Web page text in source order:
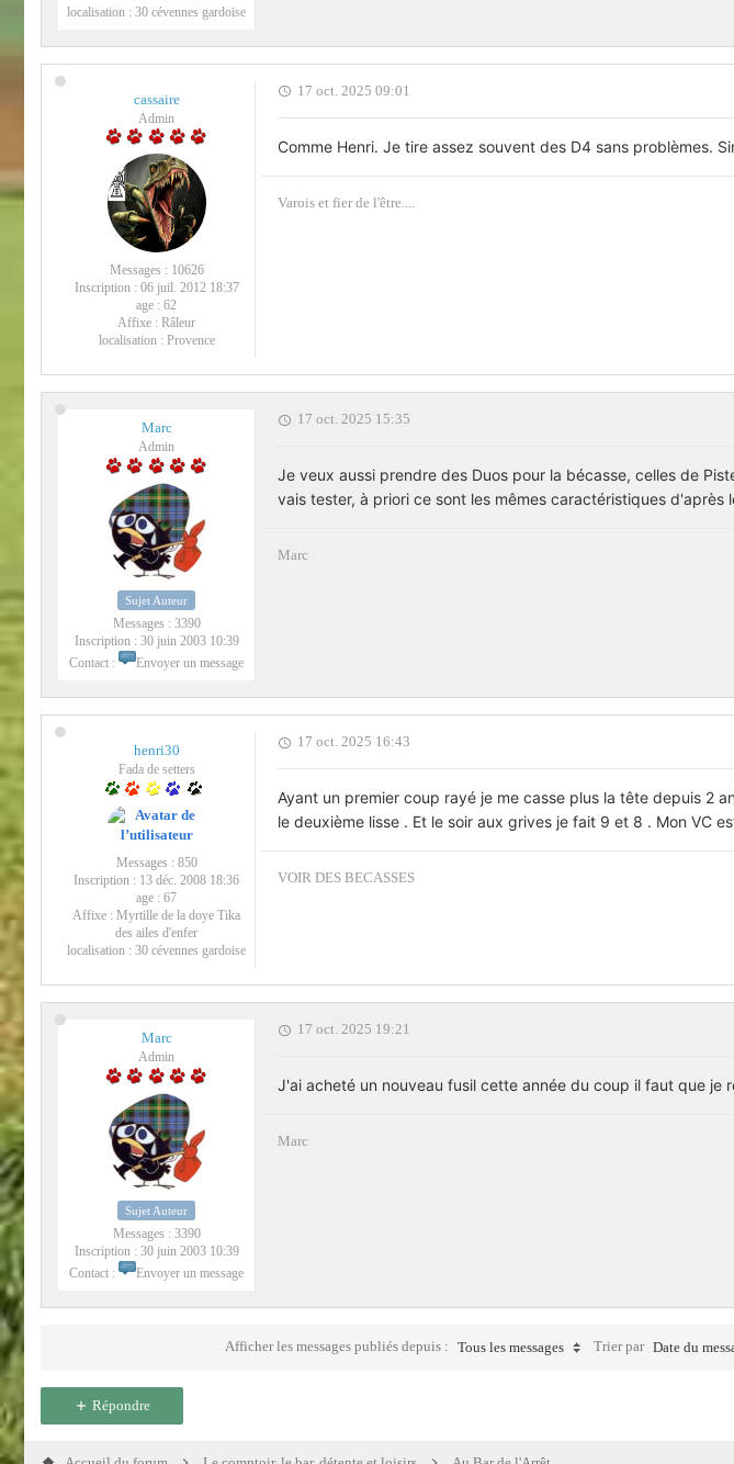
localisation : 30 cévennes gardoise
cassaire
Admin
Messages : 10626
Inscription : 06 juil. 2012 18:37
age : 62
Affixe : Râleur
localisation : Provence
17 oct. 2025 09:01
Comme Henri. Je tire assez souvent des D4 sans problèmes.
Varois et fier de l'être....
Marc
Admin
Sujet Auteur
Messages : 3390
Inscription : 30 juin 2003 10:39
Contact :
Envoyer un message
17 oct. 2025 15:35
Je veux aussi prendre des Duos pour la bécasse, celles de
vais tester, à priori ce sont les mêmes caractéristiques d'après
Marc
henri30
Fada de setters
Messages : 850
Inscription : 13 déc. 2008 18:36
age : 67
Affixe : Myrtille de la doye Tika
des ailes d'enfer
localisation : 30 cévennes gardoise
17 oct. 2025 16:43
Ayant un premier coup rayé je me casse plus la tête depuis 2
le deuxième lisse . Et le soir aux grives je fait 9 et 8 . Mon VC
VOIR DES BECASSES
Marc
Admin
Sujet Auteur
Messages : 3390
Inscription : 30 juin 2003 10:39
Contact :
Envoyer un message
17 oct. 2025 19:21
J'ai acheté un nouveau fusil cette année du coup il faut que je
Marc
Afficher les messages publiés depuis : Tous les messages Trier par Date du
Répondre